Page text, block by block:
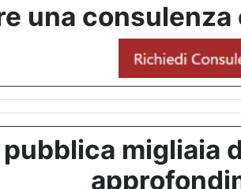
una
pubblica migliaia